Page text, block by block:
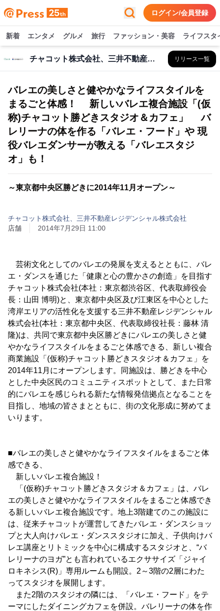
ログイン/会員登録
新着 エンタメ グルメ 旅行 ファッション・美容 ライフスタ
チャコット株式会社、三井不動産レジデンシャル株式会社 リリース一覧
バレエの美しさと健やかなライフスタイルを
まるごと体感！ 新しいバレエ複合施設「(仮
称)チャコット勝どきスタジオ＆カフェ」 バ
レリーナの体を作る「バレエ・フード」や 現
役バレエダンサーが教える「バレエスタジ
オ」も！
～東京都中央区勝どきに2014年11月オープン～
チャコット株式会社、三井不動産レジデンシャル株式会社
店舗
2014年7月29日 11:00
芸術文化としてのバレエの発展を支えるとともに、バレ
エ・ダンスを通じた「健康と心の豊かさの創造」を目指す
チャコット株式会社(本社：東京都渋谷区、代表取締役会
長：山田 博明)と、東京都中央区及び江東区を中心とした
湾岸エリアの活性化を支援する三井不動産レジデンシャル
株式会社(本社：東京都中央区、代表取締役社長：藤林 清
隆)は、共同で東京都中央区勝どきにバレエの美しさと健
やかなライフスタイルをまるごと体感できる、新しい複合
商業施設「(仮称)チャコット勝どきスタジオ＆カフェ」を
2014年11月にオープンします。同施設は、勝どきを中心
とした中央区民のコミュニティスポットとして、また日常
的にバレエを感じられる新たな情報発信拠点となることを
目指し、地域の皆さまとともに、街の文化形成に努めてま
いります。
■バレエの美しさと健やかなライフスタイルをまるごと体
感できる、
新しいバレエ複合施設！
「(仮称)チャコット勝どきスタジオ＆カフェ」は、バレ
エの美しさと健やかなライフスタイルをまるごと体感でき
る新しいバレエ複合施設です。地上3階建てのこの施設に
は、従来チャコットが運営してきたバレエ・ダンスショッ
プと大人向けバレエ・ダンススタジオに加え、子供向けバ
レエ講座とリトミックを中心に構成するスタジオと、“バ
レリーナのヨガ”とも言われているエクササイズ「ジャイ
ロキネシス(R)」専用ルームも開設。2～3階の2層にわた
ってスタジオを展開します。
また2階のスタジオの隣には、「バレエ・フード」をテ
ーマにしたダイニングカフェを併設。バレリーナの体を作